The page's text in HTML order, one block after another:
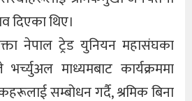
दिएका थिए।
नेपाल ट्रेड युनियन महासंघका
भर्च्युअल माध्यमबाट कार्यक्रममा
सम्बोधन गर्दै, श्रमिक बिना